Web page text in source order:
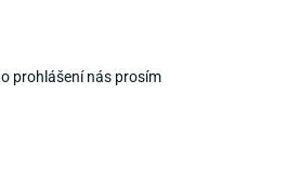
prohlášení nás prosím